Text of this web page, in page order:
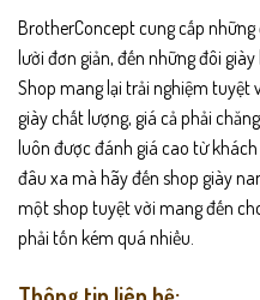
BrotherConcept cung cấp
lười đơn giản, đến những đôi
Shop mang lại trải nghiệm tuyệt
giày chất lượng, giá cả phải
luôn được đánh giá cao từ
đâu xa mà hãy đến shop giày
một shop tuyệt vời mang đến
phải tốn kém quá nhiều.